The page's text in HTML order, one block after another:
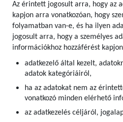
Az érintett jogosult arra, hogy az
kapjon arra vonatkozóan, hogy
folyamatban van-e, és ha ilyen
jogosult arra, hogy a személyes
információkhoz hozzáférést
adatkezelő által kezelt,
adatok kategóriáiról,
ha az adatokat nem az
vonatkozó minden elérhető
az adatkezelés céljáról,